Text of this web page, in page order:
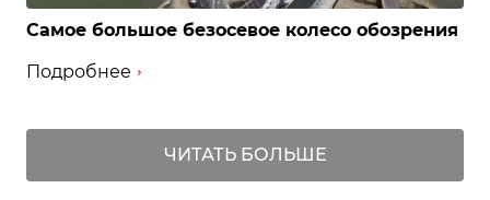
Самое большое безосевое колесо обозрения
Подробнее
ЧИТАТЬ БОЛЬШЕ